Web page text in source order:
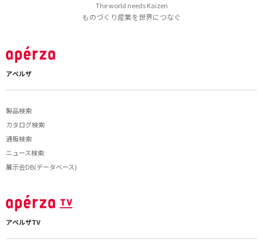
The world needs Kaizen
ものづくり産業を世界につなぐ
アペルザ
製品検索
カタログ検索
通販検索
ニュース検索
展示会DB(データベース)
アペルザTV